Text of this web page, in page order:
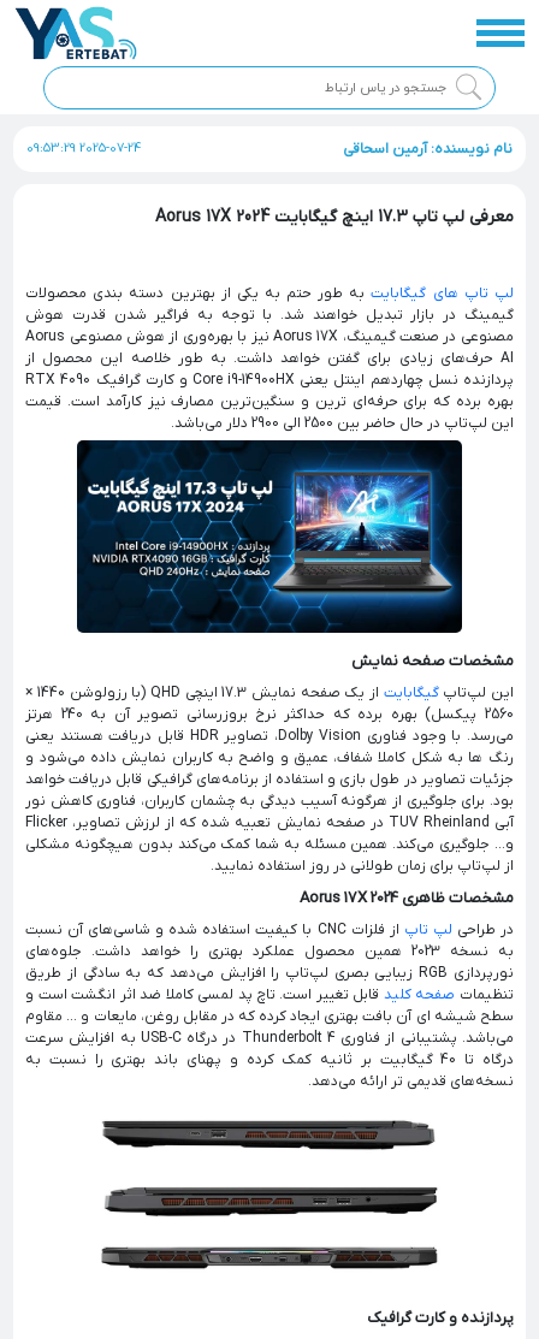
نام نویسنده: آرمین اسحاقی 2025-07-24 09:53:29
معرفی لپ تاپ 17.3 اینچ گیگابایت Aorus 17X 2024
لپ تاپ های گیگابایتبه طور حتم به یکی از بهترین دسته بندی محصولات
گیمینگ در بازار تبدیل خواهند شد. با توجه به فراگیر شدن قدرت هوش
مصنوعی در صنعت گیمینگ، Aorus 17X نیز با بهره‌وری از هوش مصنوعی Aorus
AI حرف‌های زیادی برای گفتن خواهد داشت. به طور خلاصه این محصول از
پردازنده نسل چهاردهم اینتل یعنی Core i9-14900HX و کارت گرافیک RTX 4090
بهره برده که برای حرفه‌ای ترین و سنگین‌ترین مصارف نیز کارآمد است. قیمت
این لپ‌تاپ در حال حاضر بین 2500 الی 2900 دلار می‌باشد.
مشخصات صفحه نمایش
این لپ‌تاپگیگابایت
از یک صفحه نمایش 17.3 اینچی QHD (با رزولوشن 1440 ×
2560 پیکسل) بهره برده که حداکثر نرخ بروزرسانی تصویر آن به 240 هرتز
می‌رسد. با وجود فناوری Dolby Vision، تصاویر HDR قابل دریافت هستند یعنی
رنگ ها به شکل کاملا شفاف، عمیق و واضح به کاربران نمایش داده می‌شود و
جزئیات تصاویر در طول بازی و استفاده از برنامه‌های گرافیکی قابل دریافت خواهد
بود. برای جلوگیری از هرگونه آسیب دیدگی به چشمان کاربران، فناوری کاهش نور
آبی TUV Rheinland در صفحه نمایش تعبیه شده که از لرزش تصاویر، Flicker
و... جلوگیری می‌کند. همین مسئله به شما کمک می‌کند بدون هیچگونه مشکلی
از لپ‌تاپ برای زمان طولانی در روز استفاده نمایید.
مشخصات ظاهری Aorus 17X 2024
در طراحی لپ تاپ
از فلزات CNC با کیفیت استفاده شده و شاسی‌های آن نسبت
به نسخه 2023 همین محصول عملکرد بهتری را خواهد داشت. جلوه‌های
نورپردازی RGB زیبایی بصری لپ‌تاپ را افزایش می‌دهد که به سادگی از طریق
تنظیمات صفحه کلید قابل تغییر است. تاچ پد لمسی کاملا ضد اثر انگشت است و
سطح شیشه ای آن بافت بهتری ایجاد کرده که در مقابل روغن، مایعات و ... مقاوم
می‌باشد. پشتیبانی از فناوری Thunderbolt 4 در درگاه USB-C به افزایش سرعت
درگاه تا 40 گیگابیت بر ثانیه کمک کرده و پهنای باند بهتری را نسبت به
نسخه‌های قدیمی تر ارائه می‌‌دهد.
پردازنده و کارت گرافیک